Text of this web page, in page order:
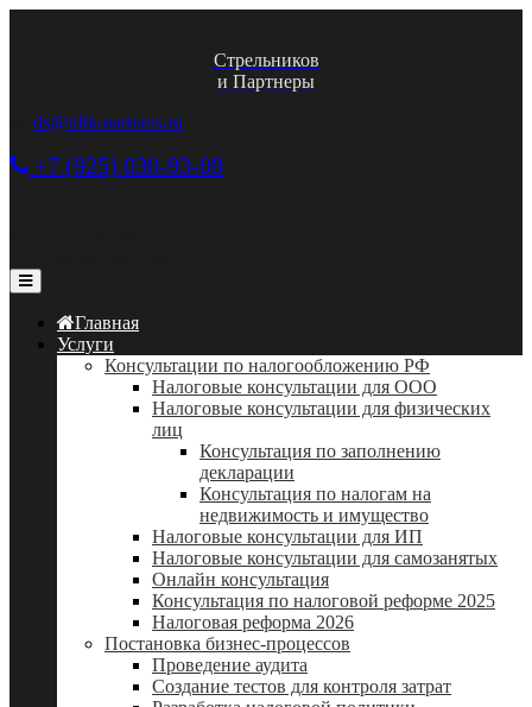
Стрельников
и Партнеры
ds@nftk-partners.ru
+7 (925) 030-93-09
Главная
Услуги
Консультации по налогообложению РФ
Налоговые консультации для ООО
Налоговые консультации для физических
лиц
Консультация по заполнению
декларации
Консультация по налогам на
недвижимость и имущество
Налоговые консультации для ИП
Налоговые консультации для самозанятых
Онлайн консультация
Консультация по налоговой реформе 2025
Налоговая реформа 2026
Постановка бизнес-процессов
Проведение аудита
Создание тестов для контроля затрат